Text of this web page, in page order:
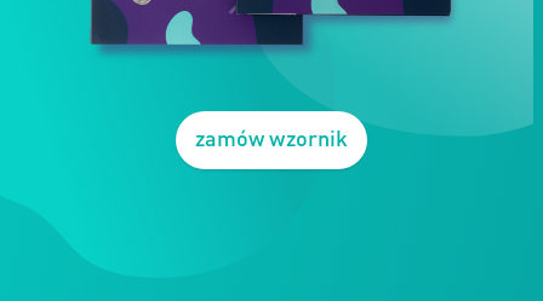
zamów wzornik